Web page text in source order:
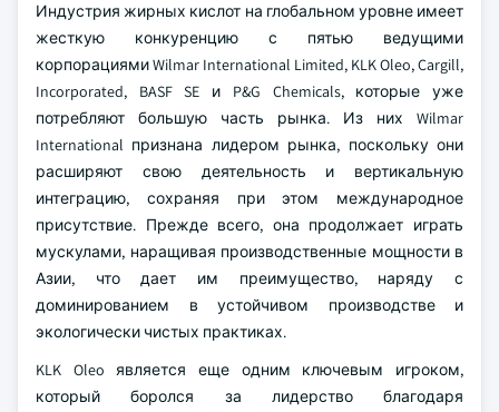
Индустрия жирных кислот на глобальном уровне имеет
жесткую конкуренцию с пятью ведущими
корпорациями Wilmar International Limited, KLK Oleo, Cargill,
Incorporated, BASF SE и P&G Chemicals, которые уже
потребляют большую часть рынка. Из них Wilmar
International признана лидером рынка, поскольку они
расширяют свою деятельность и вертикальную
интеграцию, сохраняя при этом международное
присутствие. Прежде всего, она продолжает играть
мускулами, наращивая производственные мощности в
Азии, что дает им преимущество, наряду с
доминированием в устойчивом производстве и
экологически чистых практиках.
KLK Oleo является еще одним ключевым игроком,
который боролся за лидерство благодаря